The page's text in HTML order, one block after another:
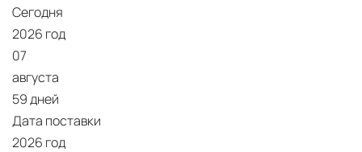
Сегодня
2026 год
07
августа
59 дней
Дата поставки
2026 год